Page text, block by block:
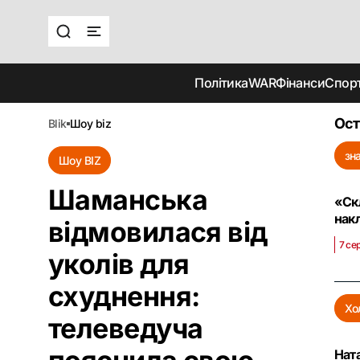
ПолітикаWARФінанси
blik шоу biz
Шоу BIZ
Шаманська
відмовилася від
уколів для
схуднення:
телеведуча
7